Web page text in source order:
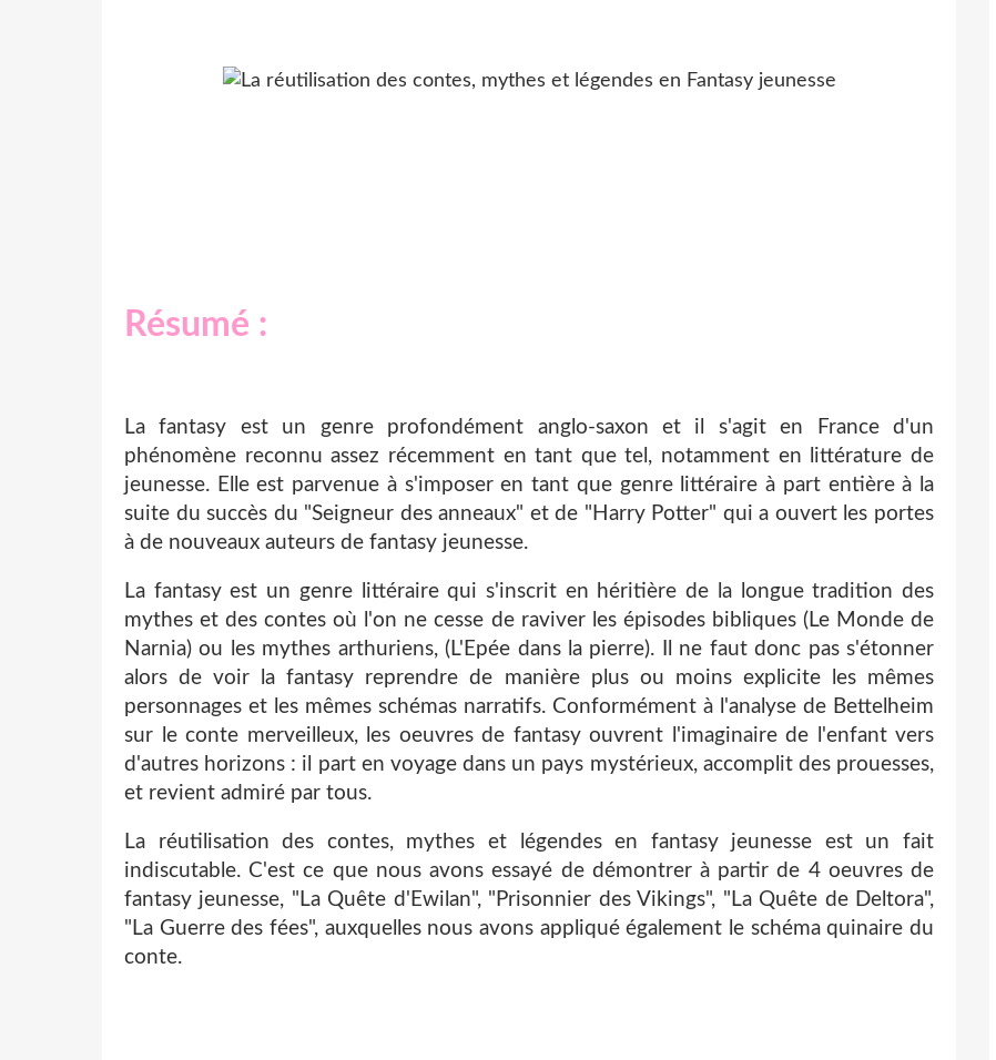
Résumé :
La fantasy est un genre profondément anglo-saxon et il s'agit en France d'un
phénomène reconnu assez récemment en tant que tel, notamment en littérature de
jeunesse. Elle est parvenue à s'imposer en tant que genre littéraire à part entière à la
suite du succès du "Seigneur des anneaux" et de "Harry Potter" qui a ouvert les portes
à de nouveaux auteurs de fantasy jeunesse.
La fantasy est un genre littéraire qui s'inscrit en héritière de la longue tradition des
mythes et des contes où l'on ne cesse de raviver les épisodes bibliques (Le Monde de
Narnia) ou les mythes arthuriens, (L'Epée dans la pierre). Il ne faut donc pas s'étonner
alors de voir la fantasy reprendre de manière plus ou moins explicite les mêmes
personnages et les mêmes schémas narratifs. Conformément à l'analyse de Bettelheim
sur le conte merveilleux, les oeuvres de fantasy ouvrent l'imaginaire de l'enfant vers
d'autres horizons : il part en voyage dans un pays mystérieux, accomplit des prouesses,
et revient admiré par tous.
La réutilisation des contes, mythes et légendes en fantasy jeunesse est un fait
indiscutable. C'est ce que nous avons essayé de démontrer à partir de 4 oeuvres de
fantasy jeunesse, "La Quête d'Ewilan", "Prisonnier des Vikings", "La Quête de Deltora",
"La Guerre des fées", auxquelles nous avons appliqué également le schéma quinaire du
conte.